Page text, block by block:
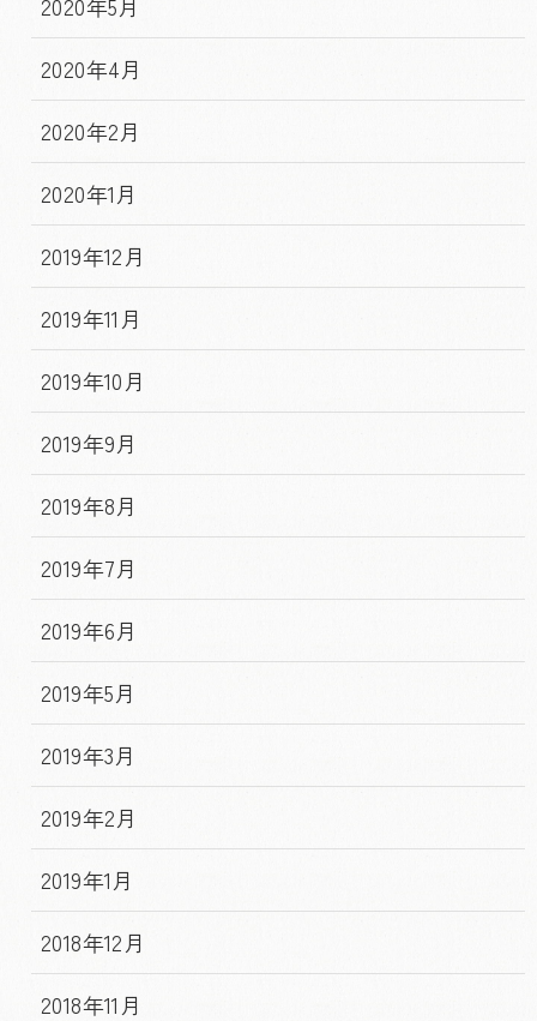
2020年4月
2020年2月
2020年1月
2019年12月
2019年11月
2019年10月
2019年9月
2019年8月
2019年7月
2019年6月
2019年5月
2019年3月
2019年2月
2019年1月
2018年12月
2018年11月